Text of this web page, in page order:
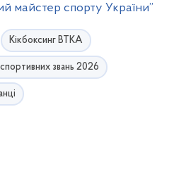
майстер спорту України”
Кікбоксинг ВТКА
звань 2026